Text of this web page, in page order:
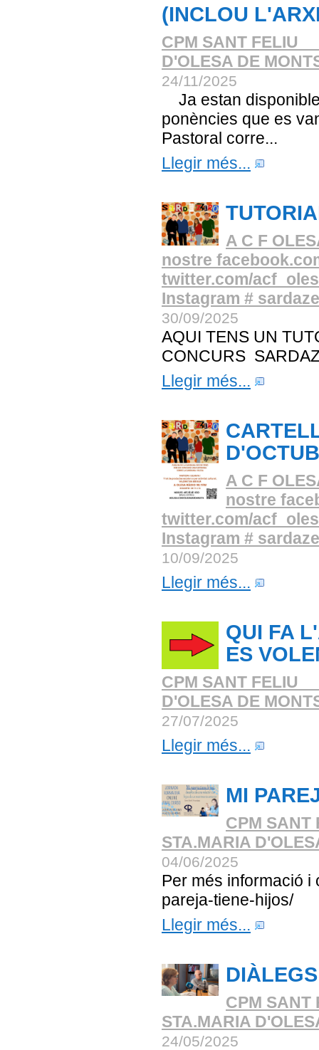
(INCLOU
CPM SANT FELIU
D'OLESA DE
24/11/2025
Ja estan
ponències que es
Pastoral corre...
Llegir més...
A C F
nostre
twitter.com/
Instagram #
30/09/2025
AQUI TENS UN
CONCURS
Llegir més...
A C F
nostre
twitter.com/
Instagram #
10/09/2025
Llegir més...
QUI FA
ES
CPM SANT FELIU
D'OLESA DE
27/07/2025
Llegir més...
MI
CPM SANT
STA.MARIA
04/06/2025
Per més informació i
pareja-tiene-hijos/
Llegir més...
CPM SANT
STA.MARIA
24/05/2025